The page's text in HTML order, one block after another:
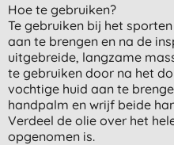
Hoe te gebruiken?
Te gebruiken bij het
aan te brengen en na de
uitgebreide, langzame
te gebruiken door na het
vochtige huid aan te
handpalm en wrijf beide
Verdeel de olie over het
opgenomen is.